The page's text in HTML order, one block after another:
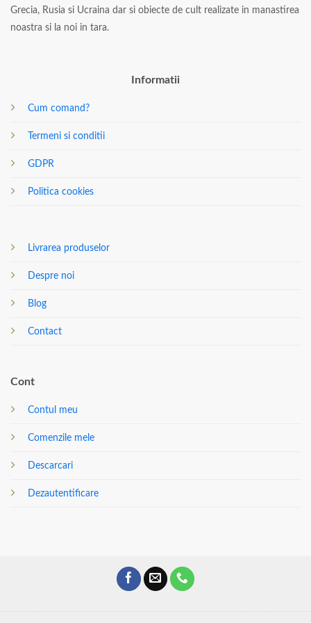
Grecia, Rusia si Ucraina dar si obiecte de cult realizate in manastirea
noastra si la noi in tara.
Informatii
Cum comand?
Termeni si conditii
GDPR
Politica cookies
Livrarea produselor
Despre noi
Blog
Contact
Cont
Contul meu
Comenzile mele
Descarcari
Dezautentificare